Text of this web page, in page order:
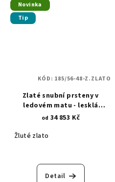
Novinka
Tip
Zlaté snubní prsteny v
ledovém matu - lesklá
povrchová úprava - dvě
od 34 853 Kč
Žluté zlato
Detail
KÓD: 185/56-48-Z.ZLATO